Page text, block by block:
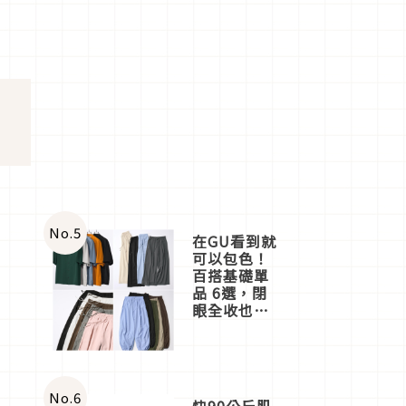
No.5 在GU看到就
可以包色！
百搭基礎單
品 6選，閉
眼全收也不
No.6